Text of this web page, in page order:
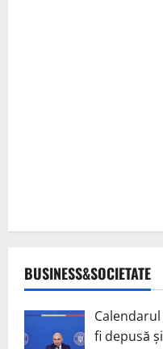
BUSINESS&SOCIETATE
fi depusă